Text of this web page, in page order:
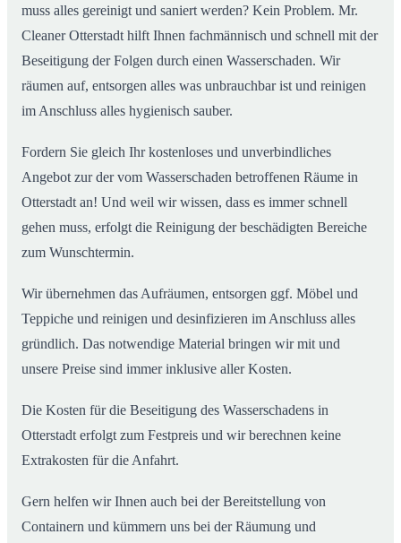
muss alles gereinigt und saniert werden? Kein Problem. Mr.
Cleaner Otterstadt hilft Ihnen fachmännisch und schnell mit der
Beseitigung der Folgen durch einen Wasserschaden. Wir
räumen auf, entsorgen alles was unbrauchbar ist und reinigen
im Anschluss alles hygienisch sauber.
Fordern Sie gleich Ihr kostenloses und unverbindliches
Angebot zur der vom Wasserschaden betroffenen Räume in
Otterstadt an! Und weil wir wissen, dass es immer schnell
gehen muss, erfolgt die Reinigung der beschädigten Bereiche
zum Wunschtermin.
Wir übernehmen das Aufräumen, entsorgen ggf. Möbel und
Teppiche und reinigen und desinfizieren im Anschluss alles
gründlich. Das notwendige Material bringen wir mit und
unsere Preise sind immer inklusive aller Kosten.
Die Kosten für die Beseitigung des Wasserschadens in
Otterstadt erfolgt zum Festpreis und wir berechnen keine
Extrakosten für die Anfahrt.
Gern helfen wir Ihnen auch bei der Bereitstellung von
Containern und kümmern uns bei der Räumung und